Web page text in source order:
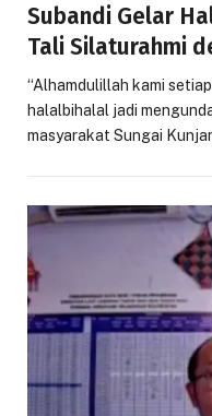
Subandi Gelar
Tali Silaturahmi
“Alhamdulillah kami
halalbihalal jadi
masyarakat Sungai